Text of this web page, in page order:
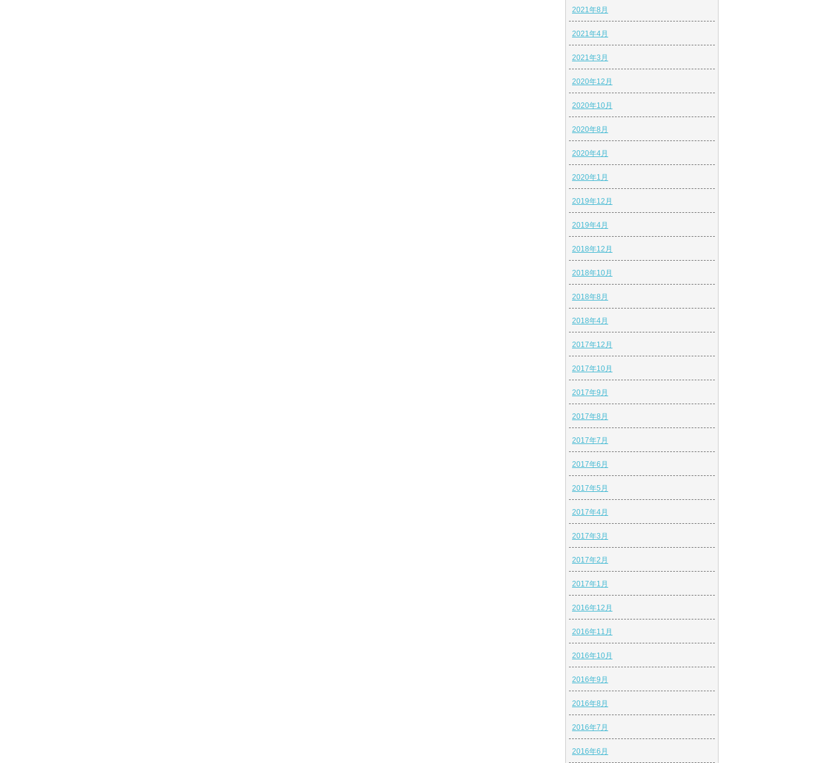
2021年8月
2021年4月
2021年3月
2020年12月
2020年10月
2020年8月
2020年4月
2020年1月
2019年12月
2019年4月
2018年12月
2018年10月
2018年8月
2018年4月
2017年12月
2017年10月
2017年9月
2017年8月
2017年7月
2017年6月
2017年5月
2017年4月
2017年3月
2017年2月
2017年1月
2016年12月
2016年11月
2016年10月
2016年9月
2016年8月
2016年7月
2016年6月